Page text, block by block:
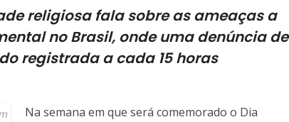
religiosa fala sobre as ameaças a
no Brasil, onde uma denúncia de
registrada a cada 15 horas
Na semana em que será comemorado o Dia